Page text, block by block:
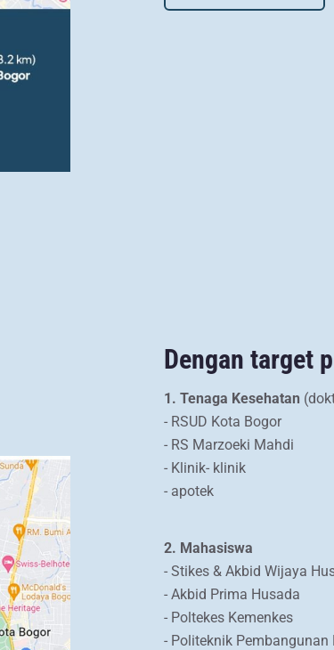
Dengan target
1. Tenaga Kesehatan
- RSUD Kota Bogor
- RS Marzoeki Mahdi
- Klinik- klinik
- apotek
2. Mahasiswa
- Stikes & Akbid Wijaya
- Akbid Prima Husada
- Poltekes Kemenkes
- Politeknik Pembangunan